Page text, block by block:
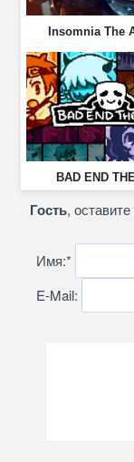
Insomnia The
BAD END
Гость,
Имя:*
E-Mail: